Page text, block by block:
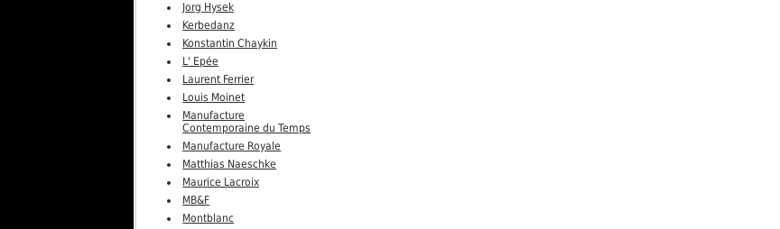
Jorg Hysek
Kerbedanz
Konstantin Chaykin
L' Epée
Laurent Ferrier
Louis Moinet
Manufacture
Contemporaine du Temps
Manufacture Royale
Matthias Naeschke
Maurice Lacroix
MB&F
Montblanc